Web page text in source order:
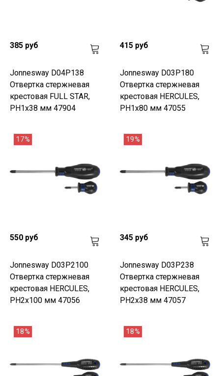
385 руб
Jonnesway D04P138
Отвертка стержневая
крестовая FULL STAR,
PH1х38 мм 47904
415 руб
Jonnesway D03P180
Отвертка стержневая
крестовая HERCULES,
PH1х80 мм 47055
17%
550 руб
Jonnesway D03P2100
Отвертка стержневая
крестовая HERCULES,
PH2х100 мм 47056
19%
345 руб
Jonnesway D03P238
Отвертка стержневая
крестовая HERCULES,
PH2х38 мм 47057
18% 18%